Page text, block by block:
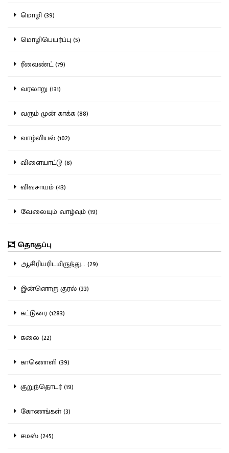
மொழி (39)
மொழிபெயர்ப்பு (5)
ரீவைண்ட் (79)
வரலாறு (131)
வரும் முன் காக்க (88)
வாழ்வியல் (102)
விளையாட்டு (8)
விவசாயம் (43)
வேலையும் வாழ்வும் (19)
தொகுப்பு
ஆசிரியரிடமிருந்து... (29)
இன்னொரு குரல் (33)
கட்டுரை (1283)
கலை (22)
காணொளி (39)
குறுந்தொடர் (19)
கோணங்கள் (3)
சமஸ் (245)